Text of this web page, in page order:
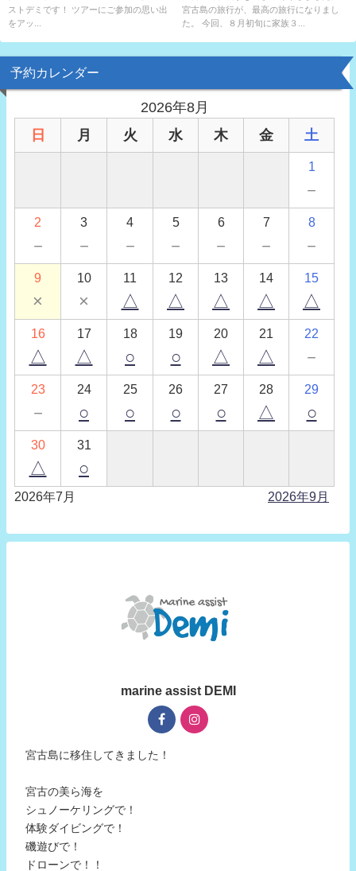
ストデミです！ ツアーにご参加の思い出
をアッ...
宮古島の旅行が、最高の旅行になりまし
た。 今回、８月初旬に家族３...
予約カレンダー
2026年8月
日
月 火 水 木 金 土
1
－
2
－
3
－
4
－
5
－
6
－
7
－
8
－
9
×
10
×
11
△
12
△
13
△
14
△
15
△
16
△
17
△
18
○
19
○
20
△
21
△
22
－
23
－
24
○
25
○
26
○
27
○
28
△
29
○
30
△
31
○
2026年7月 2026年9月
marine assist DEMI
宮古島に移住してきました！
宮古の美ら海を
シュノーケリングで！
体験ダイビングで！
磯遊びで！
ドローンで！！